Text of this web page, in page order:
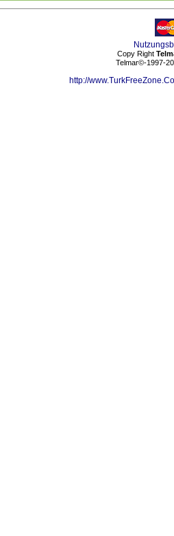
Copy Right
Telmar©-1997-
http://